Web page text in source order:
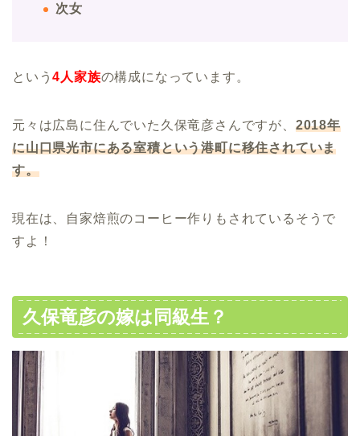
次女
という4人家族の構成になっています。
元々は広島に住んでいた久保竜彦さんですが、 2018年
に山口県光市にある室積という港町に移住されていま
す。
現在は、自家焙煎のコーヒー作りもされているそうで
すよ！
久保竜彦の嫁は同級生？